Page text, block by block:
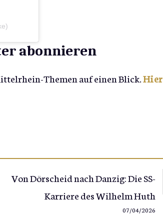
abonnieren
Themen auf einen Blick.Hier
Von Dörscheid nach Danzig: Die SS-
Karriere des Wilhelm Huth
07/04/2026